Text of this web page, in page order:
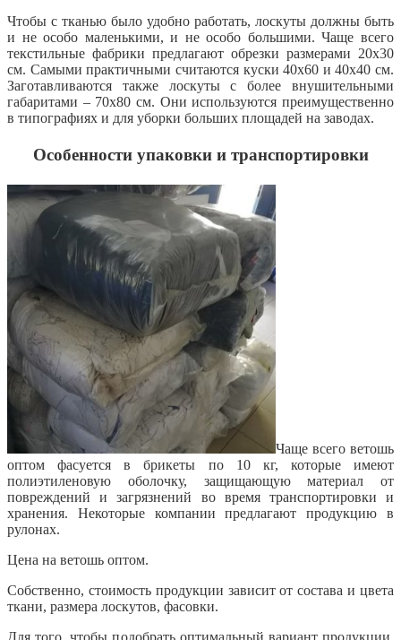
Чтобы с тканью было удобно работать, лоскуты должны быть
и не особо маленькими, и не особо большими. Чаще всего
текстильные фабрики предлагают обрезки размерами 20х30
см. Самыми практичными считаются куски 40х60 и 40х40 см.
Заготавливаются также лоскуты с более внушительными
габаритами – 70х80 см. Они используются преимущественно
в типографиях и для уборки больших площадей на заводах.
Особенности упаковки и транспортировки
Чаще всего ветошь
оптом фасуется в брикеты по 10 кг, которые имеют
полиэтиленовую оболочку, защищающую материал от
повреждений и загрязнений во время транспортировки и
хранения. Некоторые компании предлагают продукцию в
рулонах.
Цена на ветошь оптом.
Собственно, стоимость продукции зависит от состава и цвета
ткани, размера лоскутов, фасовки.
Для того, чтобы подобрать оптимальный вариант продукции,